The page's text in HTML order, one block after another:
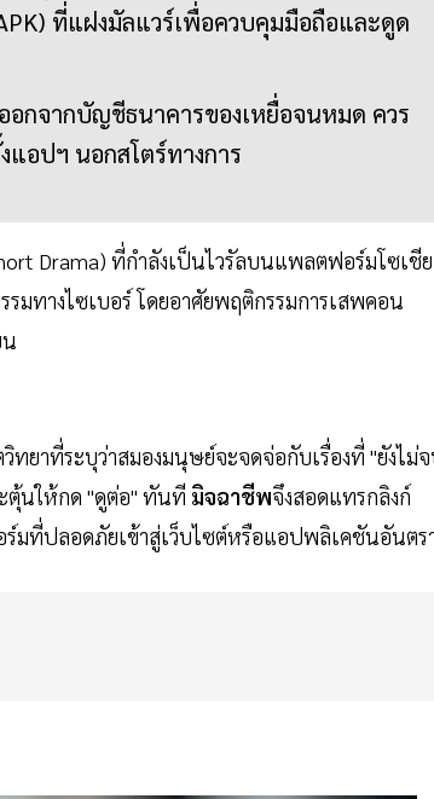
ที่แฝงมัลแวร์เพื่อควบคุมมือถือและดูด
อกจากบัญชีธนาคารของเหยื่อจนหมด ควร
แอปฯ นอกสโตร์ทางการ
Drama) ที่กำลังเป็นไวรัลบนแพลตฟอร์มโซเชีย
มทางไซเบอร์ โดยอาศัยพฤติกรรมการเสพคอน
ยาที่ระบุว่าสมองมนุษย์จะจดจ่อกับเรื่องที่ "ยังไม่
ะตุ้นให้กด "ดูต่อ" ทันที มิจฉาชีพจึงสอดแทรกลิงก์
มที่ปลอดภัยเข้าสู่เว็บไซต์หรือแอปพลิเคชันอันตร